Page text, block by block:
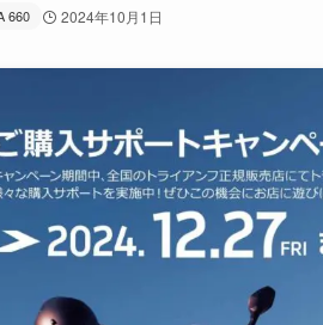
660 2024年10月1日